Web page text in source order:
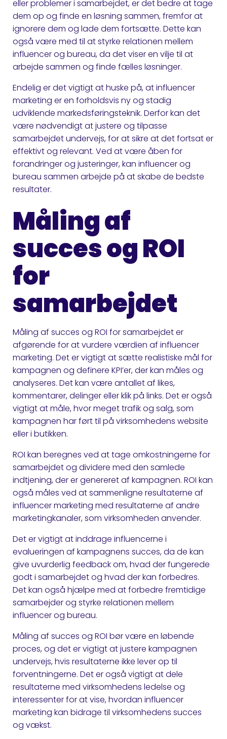
eller problemer i samarbejdet, er det bedre at tage
dem op og finde en løsning sammen, fremfor at
ignorere dem og lade dem fortsætte. Dette kan
også være med til at styrke relationen mellem
influencer og bureau, da det viser en vilje til at
arbejde sammen og finde fælles løsninger.
Endelig er det vigtigt at huske på, at influencer
marketing er en forholdsvis ny og stadig
udviklende markedsføringsteknik. Derfor kan det
være nødvendigt at justere og tilpasse
samarbejdet undervejs, for at sikre at det fortsat er
effektivt og relevant. Ved at være åben for
forandringer og justeringer, kan influencer og
bureau sammen arbejde på at skabe de bedste
resultater.
Måling af
succes og ROI
for
samarbejdet
Måling af succes og ROI for samarbejdet er
afgørende for at vurdere værdien af influencer
marketing. Det er vigtigt at sætte realistiske mål for
kampagnen og definere KPI’er, der kan måles og
analyseres. Det kan være antallet af likes,
kommentarer, delinger eller klik på links. Det er også
vigtigt at måle, hvor meget trafik og salg, som
kampagnen har ført til på virksomhedens website
eller i butikken.
ROI kan beregnes ved at tage omkostningerne for
samarbejdet og dividere med den samlede
indtjening, der er genereret af kampagnen. ROI kan
også måles ved at sammenligne resultaterne af
influencer marketing med resultaterne af andre
marketingkanaler, som virksomheden anvender.
Det er vigtigt at inddrage influencerne i
evalueringen af kampagnens succes, da de kan
give uvurderlig feedback om, hvad der fungerede
godt i samarbejdet og hvad der kan forbedres.
Det kan også hjælpe med at forbedre fremtidige
samarbejder og styrke relationen mellem
influencer og bureau.
Måling af succes og ROI bør være en løbende
proces, og det er vigtigt at justere kampagnen
undervejs, hvis resultaterne ikke lever op til
forventningerne. Det er også vigtigt at dele
resultaterne med virksomhedens ledelse og
interessenter for at vise, hvordan influencer
marketing kan bidrage til virksomhedens succes
og vækst.